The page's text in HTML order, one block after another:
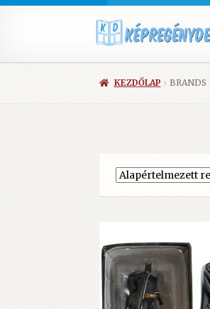
KEZDŐLAP BRANDS